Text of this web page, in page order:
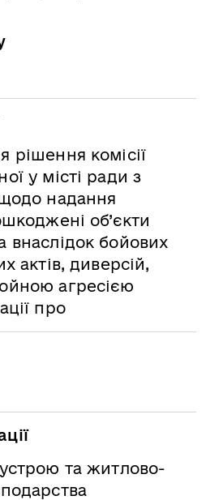
рішення комісії
у місті ради з
надання
об’єкти
внаслідок бойових
актів, диверсій,
агресією
про
та житлово-